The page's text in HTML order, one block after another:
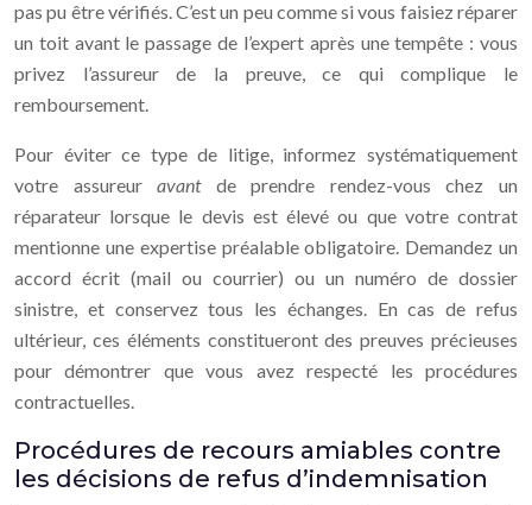
pas pu être vérifiés. C’est un peu comme si vous faisiez réparer
un toit avant le passage de l’expert après une tempête : vous
privez l’assureur de la preuve, ce qui complique le
remboursement.
Pour éviter ce type de litige, informez systématiquement
votre assureuravantde prendre rendez-vous chez un
réparateur lorsque le devis est élevé ou que votre contrat
mentionne une expertise préalable obligatoire. Demandez un
accord écrit (mail ou courrier) ou un numéro de dossier
sinistre, et conservez tous les échanges. En cas de refus
ultérieur, ces éléments constitueront des preuves précieuses
pour démontrer que vous avez respecté les procédures
contractuelles.
Procédures de recours amiables contre
les décisions de refus d’indemnisation